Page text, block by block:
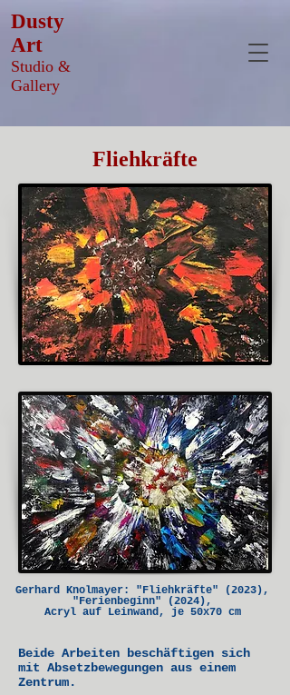
Dusty
Art
Studio &
Gallery
Fliehkräfte
Gerhard Knolmayer: "Fliehkräfte" (2023),
"Ferienbeginn" (2024),
Acryl auf Leinwand, je 50x70 cm
Beide Arbeiten beschäftigen sich
mit Absetzbewegungen aus einem
Zentrum.